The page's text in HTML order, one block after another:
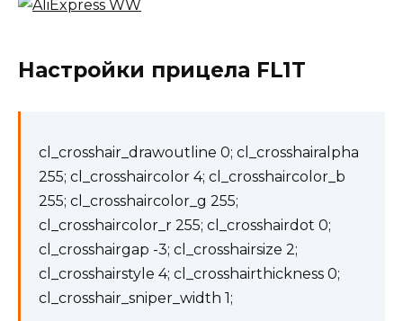
Настройки прицела FL1T
cl_crosshair_drawoutline 0; cl_crosshairalpha
255; cl_crosshaircolor 4; cl_crosshaircolor_b
255; cl_crosshaircolor_g 255;
cl_crosshaircolor_r 255; cl_crosshairdot 0;
cl_crosshairgap -3; cl_crosshairsize 2;
cl_crosshairstyle 4; cl_crosshairthickness 0;
cl_crosshair_sniper_width 1;